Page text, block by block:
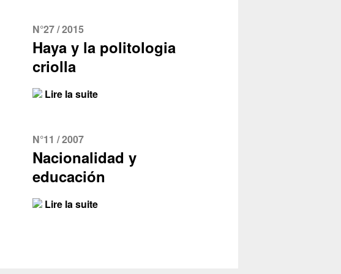
N°27 / 2015
Haya y la politologia
criolla
Lire la suite
N°11 / 2007
Nacionalidad y
educación
Lire la suite